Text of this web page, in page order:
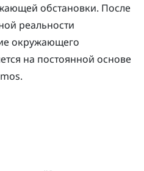
обстановки. После
реальности
окружающего
на постоянной основе
.